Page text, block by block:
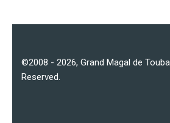
©2008 - 2026, Grand Magal de Touba
Reserved.